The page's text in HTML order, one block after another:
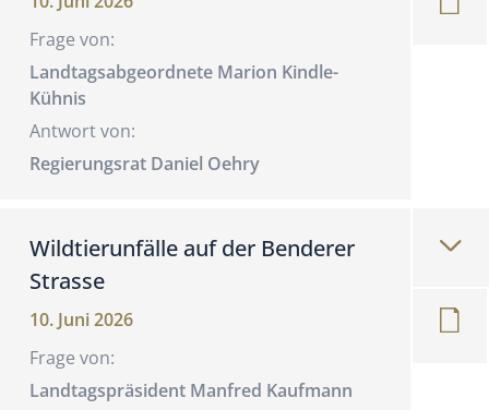
Frage von:
Landtagsabgeordnete Marion Kindle-
Kühnis
Antwort von:
Regierungsrat Daniel Oehry
Wildtierunfälle auf der Benderer
Strasse
10. Juni 2026
Frage von:
Landtagspräsident Manfred Kaufmann